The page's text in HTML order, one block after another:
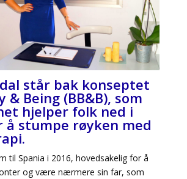
står bak konseptet
& Being (BB&B), som
hjelper folk ned i
å stumpe røyken med
til Spania i 2016, hovedsakelig for å
og være nærmere sin far, som